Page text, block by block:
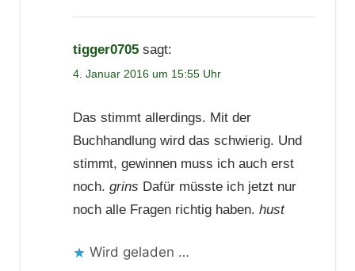
tigger0705 sagt:
4. Januar 2016 um 15:55 Uhr
Das stimmt allerdings. Mit der
Buchhandlung wird das schwierig. Und
stimmt, gewinnen muss ich auch erst
noch. grins Dafür müsste ich jetzt nur
noch alle Fragen richtig haben. hust
Wird geladen …